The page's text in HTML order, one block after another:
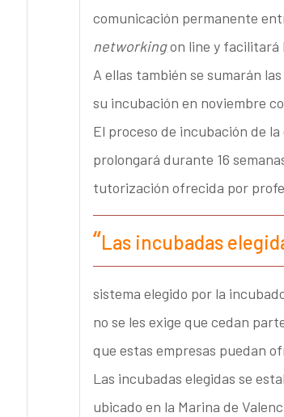
comunicación permanente
networkingon line y facilitará
A ellas también se sumarán
su incubación en noviembre
El proceso de incubación de
prolongará durante 16
tutorización ofrecida por
Las incubadas
sistema elegido por la
no se les exige que cedan
que estas empresas puedan
Las incubadas elegidas se
ubicado en la Marina de